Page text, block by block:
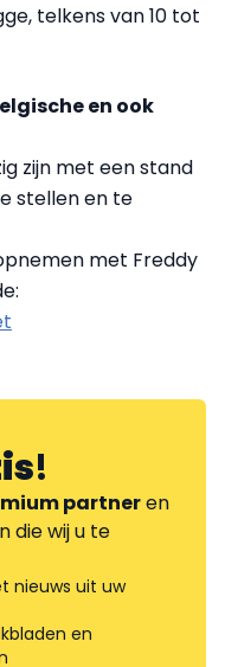
telkens van 10 tot
en ook
zijn met een stand
stellen en te
met Freddy
!
partneren
die wij u te
nieuws uit uw
en